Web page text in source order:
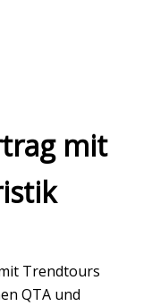
mit
Trendtours
QTA und